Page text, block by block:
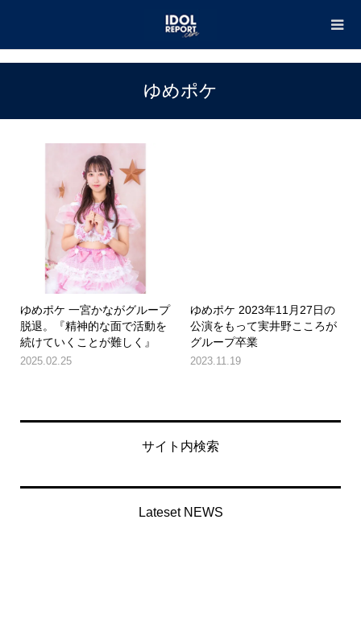
ゆめポケ
ゆめポケ 一宮かながグループ
脱退。『精神的な面で活動を
続けていくことが難しく』
2025.02.25
ゆめポケ 2023年11月27日の
公演をもって実井野こころが
グループ卒業
2023.11.19
サイト内検索
Lateset NEWS